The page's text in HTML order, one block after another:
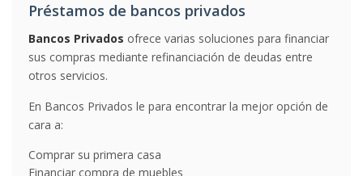
Préstamos de bancos privados
Bancos Privados ofrece varias soluciones para financiar
sus compras mediante refinanciación de deudas entre
otros servicios.
En Bancos Privados le para encontrar la mejor opción de
cara a:
Comprar su primera casa
Financiar compra de muebles